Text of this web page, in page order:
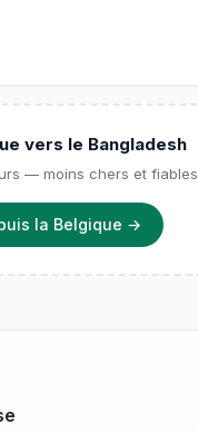
vers le Bangladesh
— moins chers et fiables
la Belgique →